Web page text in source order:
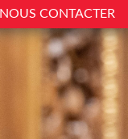
NOUS CONTACTER